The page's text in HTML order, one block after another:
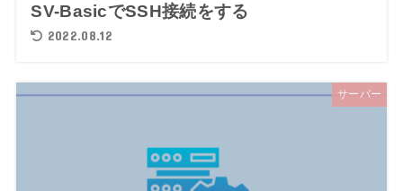
SV-BasicでSSH接続をする
2022.08.12
サーバー